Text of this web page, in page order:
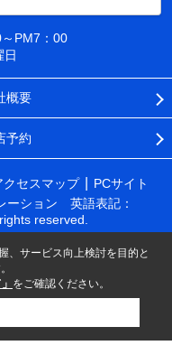
PM7：00
日
概要
予約
クセスマップ
PCサイト
ーション 英語表記：
reserved.
、サービス向上検討を目的と
をご確認ください。